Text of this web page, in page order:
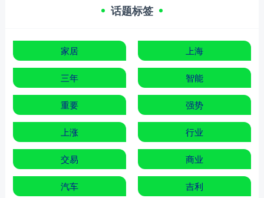
话题标签
家居 上海
三年 智能
重要 强势
上涨 行业
交易 商业
汽车 吉利